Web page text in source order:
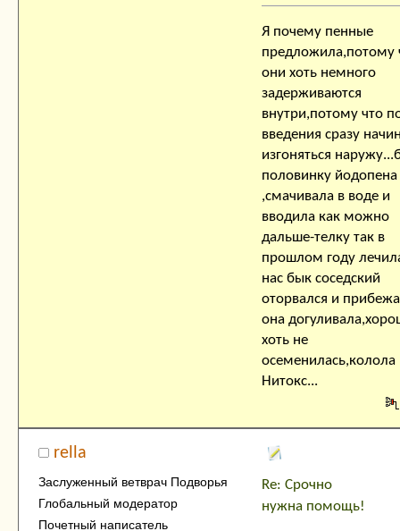
Я почему пенные
предложила,потому
они хоть немного
задерживаются
внутри,потому что
введения сразу
изгоняться
половинку йодопена
,смачивала в воде и
вводила как можно
дальше-телку так в
прошлом году
нас бык соседский
оторвался и
она
хоть не
осеменилась,колола
Нитокс...
rella
Заслуженный ветврач Подворья
Глобальный модератор
Почетный написатель
Re: Срочно
нужна помощь!